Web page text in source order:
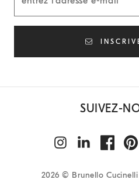
SUIVEZ-
2026 © Brunello Cucinelli